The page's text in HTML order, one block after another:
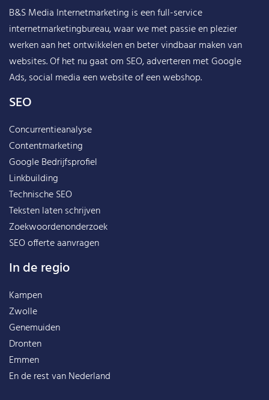
B&S Media Internetmarketing is een full-service
internetmarketingbureau, waar we met passie en plezier
werken aan het ontwikkelen en beter vindbaar maken van
websites. Of het nu gaat om SEO, adverteren met Google
Ads, social media een website of een webshop.
SEO
Concurrentieanalyse
Contentmarketing
Google Bedrijfsprofiel
Linkbuilding
Technische SEO
Teksten laten schrijven
Zoekwoordenonderzoek
SEO offerte aanvragen
In de regio
Kampen
Zwolle
Genemuiden
Dronten
Emmen
En de rest vanNederland